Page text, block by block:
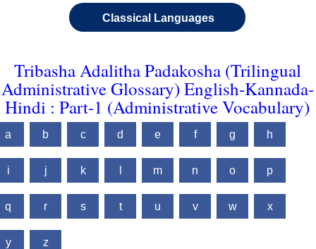
Classical Languages
Tribasha Adalitha Padakosha (Trilingual
Administrative Glossary) English-Kannada-
Hindi : Part-1 (Administrative Vocabulary)
a b c d e f g h
i j k m n o p
q r s t u v w x
y z